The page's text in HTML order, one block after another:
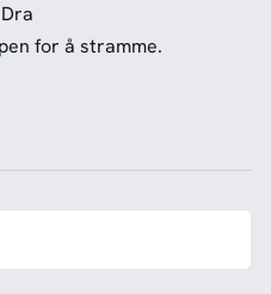
for å stramme.